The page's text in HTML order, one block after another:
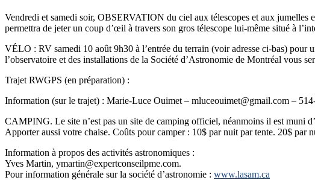
Vendredi et samedi soir, OBSERVATION du ciel aux télescopes et aux
permettra de jeter un coup d’œil à travers son gros télescope lui-même situé à
VÉLO : RV samedi 10 août 9h30 à l’entrée du terrain (voir adresse ci-bas) pour
l’observatoire et des installations de la Société d’Astronomie de Montréal vous
Trajet RWGPS (en préparation) :
Information (sur le trajet) : Marie-Luce Ouimet – mluceouimet@gmail.com –
CAMPING. Le site n’est pas un site de camping officiel, néanmoins il est muni
Apporter aussi votre chaise. Coûts pour camper : 10$ par nuit par tente. 20$
Information à propos des activités astronomiques :
Yves Martin, ymartin@expertconseilpme.com.
Pour information générale sur la société d’astronomie : www.lasam.ca